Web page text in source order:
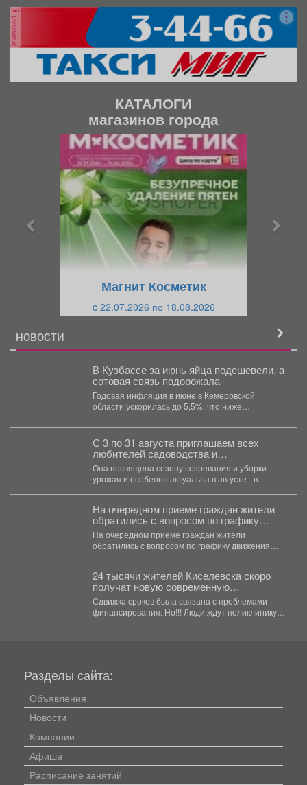
реклама
КАТАЛОГИ
магазинов города
Магнит Косметик
c 22.07.2026 по 18.08.2026
НОВОСТИ
В Кузбассе за июнь яйца подешевели, а
сотовая связь подорожала
Годовая инфляция в июне в Кемеровской
области ускорилась до 5,5%, что ниже
С 3 по 31 августа приглашаем всех
любителей садоводства и
огородничества в библиотеку
«Молодежная» на книжную выставку
«Ваш урожайный участок»!
Она посвящена сезону созревания и уборки
урожая и особенно актуальна в августе - в
На очередном приеме граждан жители
обратились с вопросом по графику
движения общественного транспорта.
На очередном приеме граждан жители
обратились с вопросом по графику движения
24 тысячи жителей Киселевска скоро
получат новую современную
поликлинику.
Сдвижка сроков была связана с проблемами
финансирования. Но!!! Люди ждут поликлинику,
Разделы сайта:
Объявления
Новости
Компании
Афиша
Расписание занятий